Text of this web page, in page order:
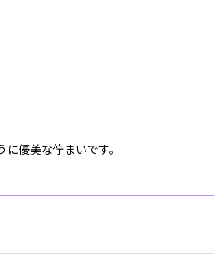
優美な佇まいです。